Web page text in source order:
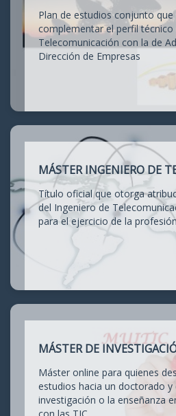
Plan de estudios conjunto
complementar el perfil técnico
Telecomunicación con la de
Dirección de Empresas
MÁSTER INGENIERO DE
Título oficial que otorga
del Ingeniero de
para el ejercicio de la
MÁSTER DE
Máster online para quienes
estudios hacia un doctorado y
investigación o la enseñanza